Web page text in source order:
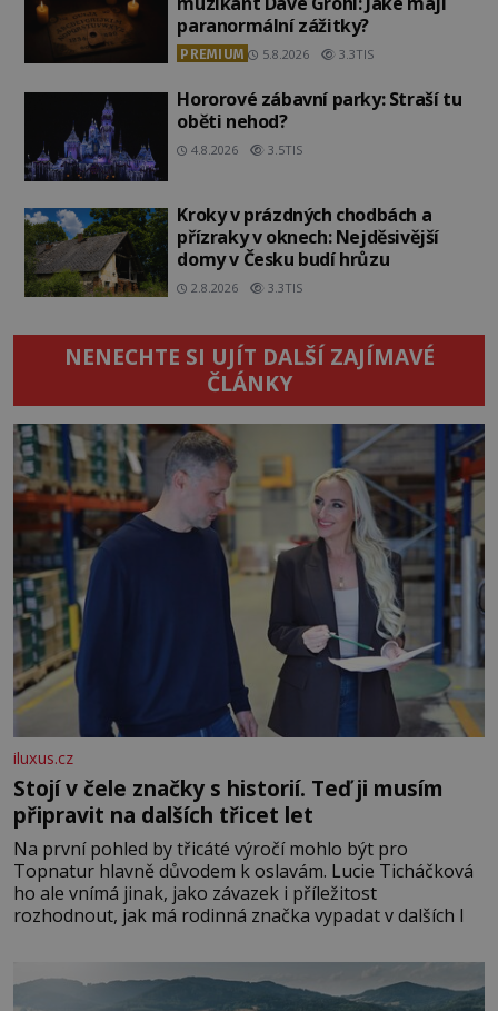
paranormální zážitky?
PREMIUM 5.8.2026 3.3TIS
Hororové zábavní parky: Straší tu
oběti nehod?
4.8.2026 3.5TIS
Kroky v prázdných chodbách a
přízraky v oknech: Nejděsivější
domy v Česku budí hrůzu
2.8.2026 3.3TIS
NENECHTE SI UJÍT DALŠÍ ZAJÍMAVÉ
ČLÁNKY
iluxus.cz
Stojí v čele značky s historií. Teď ji musím
připravit na dalších třicet let
Na první pohled by třicáté výročí mohlo být pro
Topnatur hlavně důvodem k oslavám. Lucie Ticháčková
ho ale vnímá jinak, jako závazek i příležitost
rozhodnout, jak má rodinná značka vypadat v dalších l